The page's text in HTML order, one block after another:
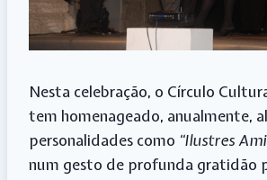
Nesta celebração, o Círculo
tem homenageado, anualmente,
personalidades como “Ilustres
num gesto de profunda gratidão